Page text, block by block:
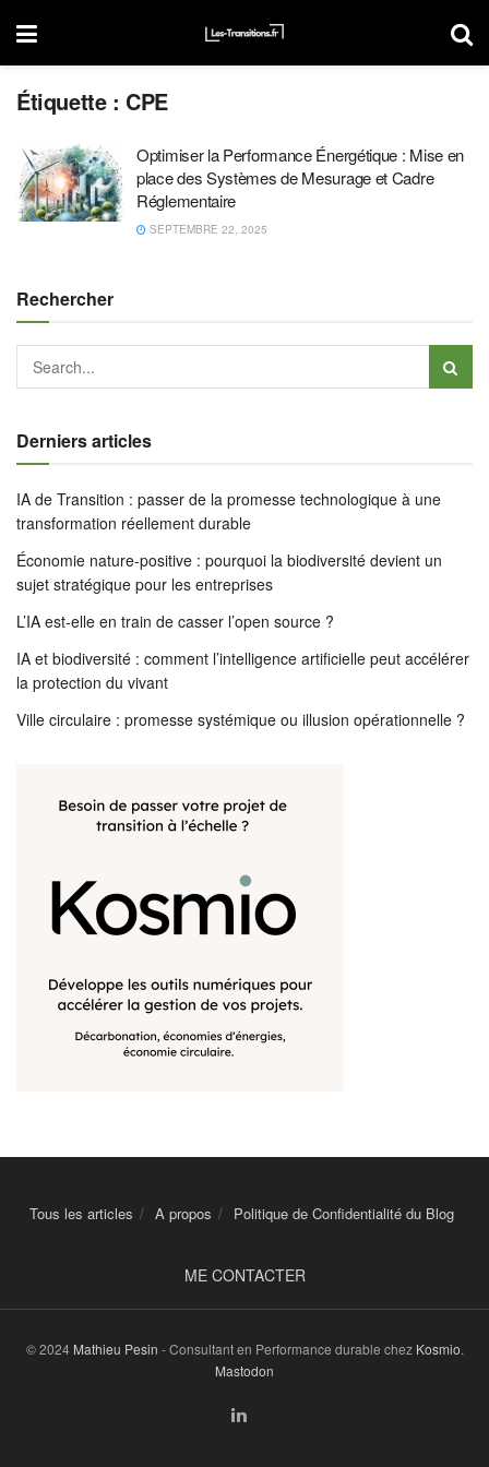
Étiquette : CPE
Optimiser la Performance Énergétique : Mise en
place des Systèmes de Mesurage et Cadre
Réglementaire
SEPTEMBRE 22, 2025
Rechercher
Derniers articles
IA de Transition : passer de la promesse technologique à une
transformation réellement durable
Économie nature-positive : pourquoi la biodiversité devient un
sujet stratégique pour les entreprises
L’IA est-elle en train de casser l’open source ?
IA et biodiversité : comment l’intelligence artificielle peut accélérer
la protection du vivant
Ville circulaire : promesse systémique ou illusion opérationnelle ?
Tous les articles A propos Politique de Confidentialité du Blog
ME CONTACTER
© 2024 Mathieu Pesin - Consultant en Performance durable chez Kosmio.
Mastodon